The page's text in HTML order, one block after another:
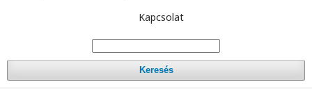
Kapcsolat
Keresés